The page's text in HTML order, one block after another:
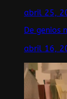
abril 25,
De genios
abril 16,